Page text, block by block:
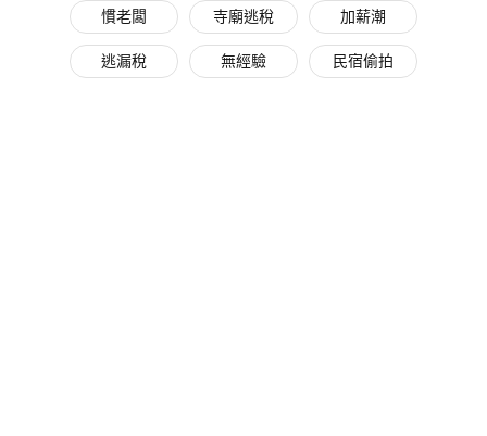
慣老闆 寺廟逃稅 加薪潮
逃漏稅 無經驗 民宿偷拍